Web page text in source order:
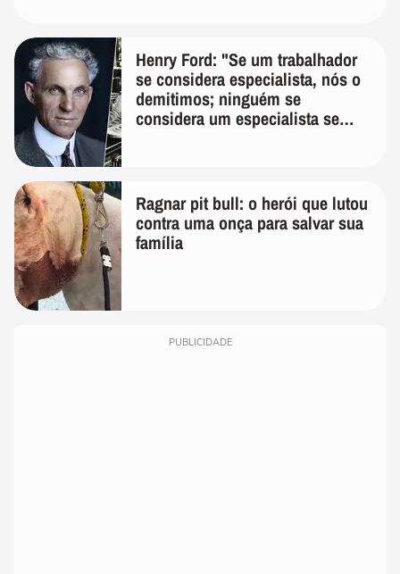
Henry Ford: "Se um trabalhador
se considera especialista, nós o
demitimos; ninguém se
considera um especialista se
Ragnar pit bull: o herói que lutou
contra uma onça para salvar sua
família
PUBLICIDADE